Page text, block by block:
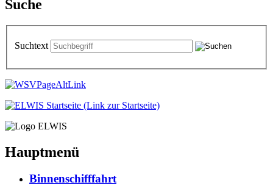
Suche
Suchtext
Hauptmenü
Bin­nen­schiff­fahrt